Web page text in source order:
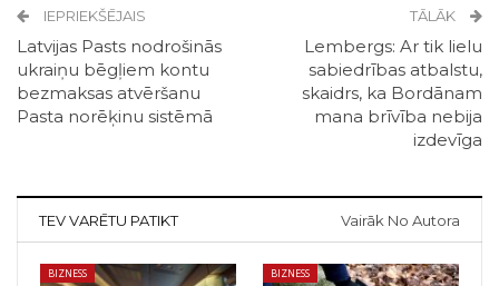
IEPRIEKŠĒJAIS
Latvijas Pasts nodrošinās
ukraiņu bēgļiem kontu
bezmaksas atvēršanu
Pasta norēķinu sistēmā
TĀLĀK
Lembergs: Ar tik lielu
sabiedrības atbalstu,
skaidrs, ka Bordānam
mana brīvība nebija
izdevīga
TEV VARĒTU PATIKT Vairāk No Autora
BIZNESS BIZNESS